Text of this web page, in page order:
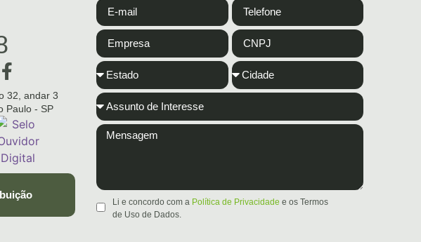
32, andar 3
Paulo - SP
Li e concordo com a Política de Privacidade e os Termos
de Uso de Dados.